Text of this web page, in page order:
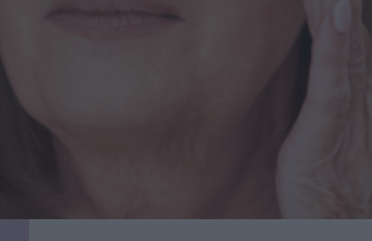
Cos’è un Ozempic Makeover?
esistono altri farmaci GLP-1 usati per la
i trattamenti inclusi nell’Ozempic
per chiunque abbia perso peso
tramite farmaci, interventi chirurgici, dieta